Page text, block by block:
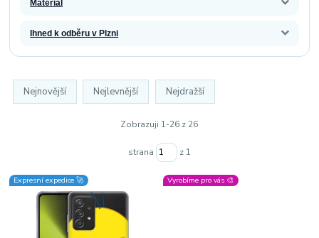
Materiál
Ihned k odběru v Plzni
Nejnovější Nejlevnější Nejdražší
Zobrazuji 1-26 z 26
strana z 1
Expresní expedice 🚀 Vyrobíme pro vás 🎨